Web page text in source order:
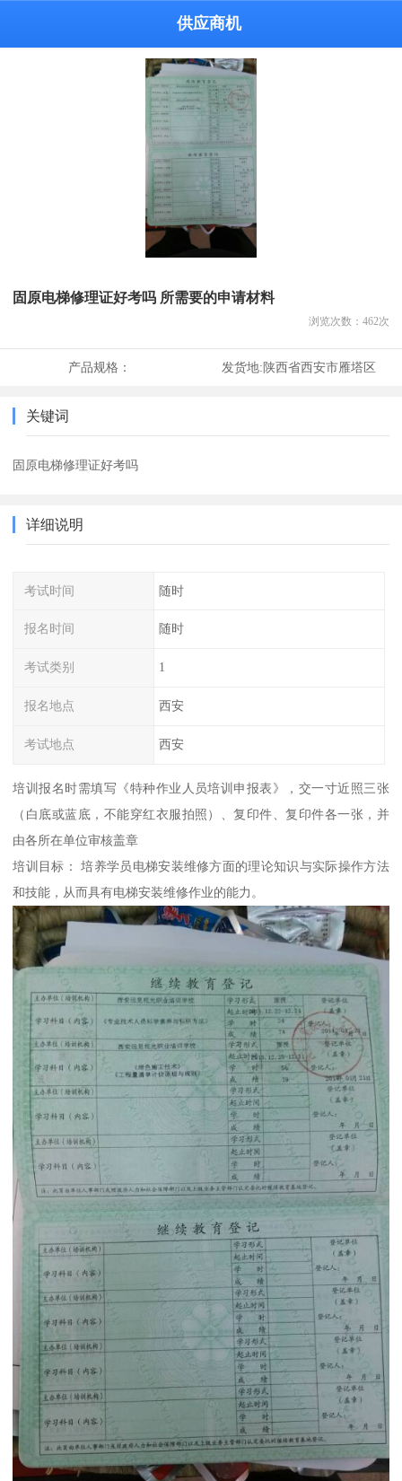
供应商机
固原电梯修理证好考吗 所需要的申请材料
浏览次数： 462次
产品规格： 发货地:陕西省西安市雁塔区
关键词
固原电梯修理证好考吗
详细说明
考试时间 随时
报名时间 随时
考试类别 1
报名地点 西安
考试地点 西安
培训报名时需填写《特种作业人员培训申报表》，交一寸近照三张
（白底或蓝底，不能穿红衣服拍照）、复印件、复印件各一张，并
由各所在单位审核盖章
培训目标： 培养学员电梯安装维修方面的理论知识与实际操作方法
和技能，从而具有电梯安装维修作业的能力。